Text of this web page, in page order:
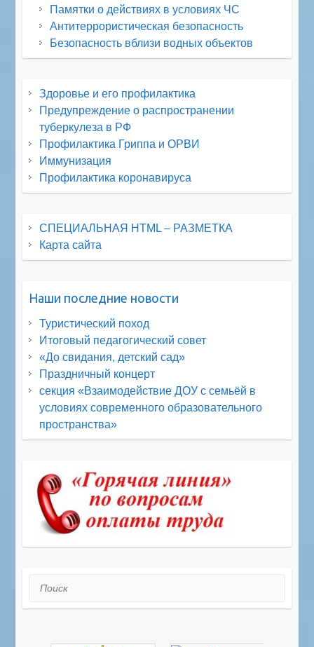
Памятки о действиях в условиях ЧС
Антитеррористическая безопасность
Безопасность вблизи водных объектов
Здоровье и его профилактика
Предупреждение о распространении
туберкулеза в РФ
Профилактика Гриппа и ОРВИ
Иммунизация
Профилактика коронавируса
СПЕЦИАЛЬНАЯ HTML – РАЗМЕТКА
Карта сайта
Наши последние новости
Туристический поход
Итоговый педагогический совет
«До свидания, детский сад»
Праздничный концерт
секция «Взаимодействие ДОУ с семьёй в
условиях современного образовательного
пространства»
Поиск